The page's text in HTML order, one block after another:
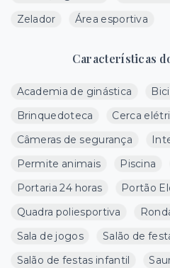
Zelador
Área esportiva
Características
Academia de ginástica
Brinquedoteca
Cerca
Câmeras de segurança
Permite animais
Piscina
Portaria 24 horas
Portão
Quadra poliesportiva
Sala de jogos
Salão de
Salão de festas infantil